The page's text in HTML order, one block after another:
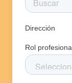
Dirección
Rol